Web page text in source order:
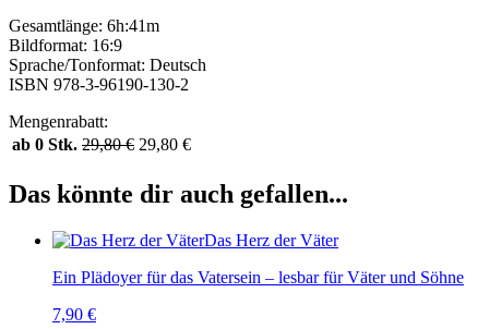
Gesamtlänge: 6h:41m
Bildformat: 16:9
Sprache/Tonformat: Deutsch
ISBN 978-3-96190-130-2
Mengenrabatt:
ab 0 Stk. 29,80€ 29,80 €
Das könnte dir auch gefallen...
Das Herz der Väter
Ein Plädoyer für das Vatersein – lesbar für Väter und Söhne
7,90 €